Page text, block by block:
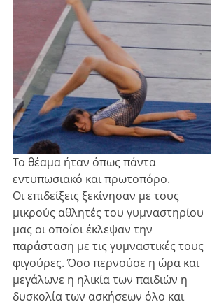
Το θέαμα ήταν όπως πάντα
εντυπωσιακό και πρωτοπόρο.
Οι επιδείξεις ξεκίνησαν με τους
μικρούς αθλητές του γυμναστηρίου
μας οι οποίοι έκλεψαν την
παράσταση με τις γυμναστικές τους
φιγούρες. Όσο περνούσε η ώρα και
μεγάλωνε η ηλικία των παιδιών η
δυσκολία των ασκήσεων όλο και